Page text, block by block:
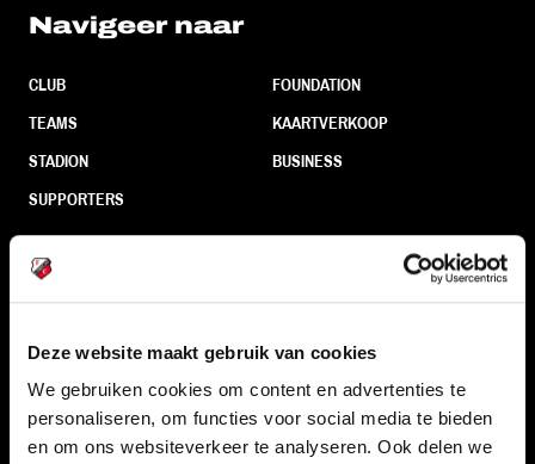
Deze website maakt gebruik van cookies
We gebruiken cookies om content en advertenties te
personaliseren, om functies voor social media te bieden
en om ons websiteverkeer te analyseren. Ook delen we
Navigeer naar
CLUB
TEAMS
STADION
SUPPORTERS
FOUNDATION
KAARTVERKOOP
BUSINESS
Informatie
VEELGESTELDE VRAGEN
CONTACT
WERKEN BIJ